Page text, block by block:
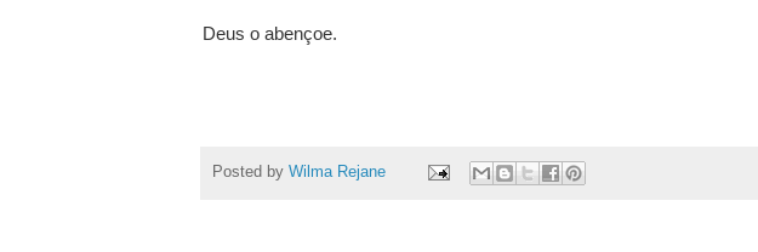
Deus o abençoe.
Posted by Wilma Rejane